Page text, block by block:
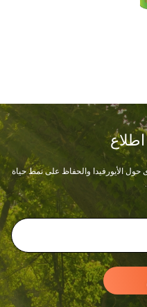
حول الأيورفيدا والحفاظ على نمط حياة